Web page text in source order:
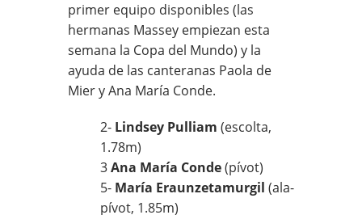
primer equipo disponibles (las
hermanas Massey empiezan esta
semana la Copa del Mundo) y la
ayuda de las canteranas Paola de
Mier y Ana María Conde.
2- Lindsey Pulliam (escolta,
1.78m)
3Ana María Conde(pívot)
5- María Eraunzetamurgil (ala-
pívot, 1.85m)